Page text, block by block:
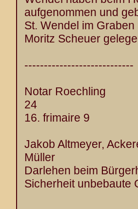
aufgenommen und
St. Wendel im
Moritz Scheuer
----------------------------
Notar Roechling
24
16. frimaire 9
Jakob Altmeyer,
Müller
Darlehen beim
Sicherheit unbebaute